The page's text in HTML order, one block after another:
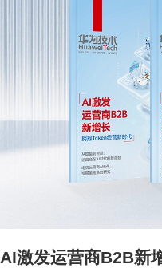
AI激发运营商B2B新